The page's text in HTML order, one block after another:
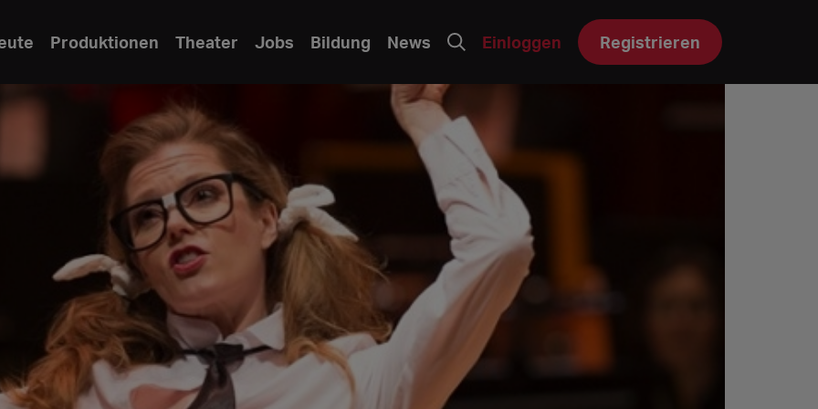
Produktionen Theater Jobs Bildung News Einloggen Registrieren